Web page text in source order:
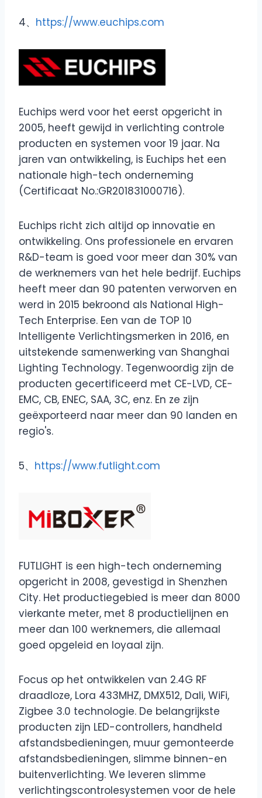
4、 https://www.euchips.com
Euchips werd voor het eerst opgericht in
2005, heeft gewijd in verlichting controle
producten en systemen voor 19 jaar. Na
jaren van ontwikkeling, is Euchips het een
nationale high-tech onderneming
(Certificaat No.:GR201831000716).
Euchips richt zich altijd op innovatie en
ontwikkeling. Ons professionele en ervaren
R&D-team is goed voor meer dan 30% van
de werknemers van het hele bedrijf. Euchips
heeft meer dan 90 patenten verworven en
werd in 2015 bekroond als National High-
Tech Enterprise. Een van de TOP 10
Intelligente Verlichtingsmerken in 2016, en
uitstekende samenwerking van Shanghai
Lighting Technology. Tegenwoordig zijn de
producten gecertificeerd met CE-LVD, CE-
EMC, CB, ENEC, SAA, 3C, enz. En ze zijn
geëxporteerd naar meer dan 90 landen en
regio's.
5、 https://www.futlight.com
FUTLIGHT is een high-tech onderneming
opgericht in 2008, gevestigd in Shenzhen
City. Het productiegebied is meer dan 8000
vierkante meter, met 8 productielijnen en
meer dan 100 werknemers, die allemaal
goed opgeleid en loyaal zijn.
Focus op het ontwikkelen van 2.4G RF
draadloze, Lora 433MHZ, DMX512, Dali, WiFi,
Zigbee 3.0 technologie. De belangrijkste
producten zijn LED-controllers, handheld
afstandsbedieningen, muur gemonteerde
afstandsbedieningen, slimme binnen-en
buitenverlichting. We leveren slimme
verlichtingscontrolesystemen voor de hele